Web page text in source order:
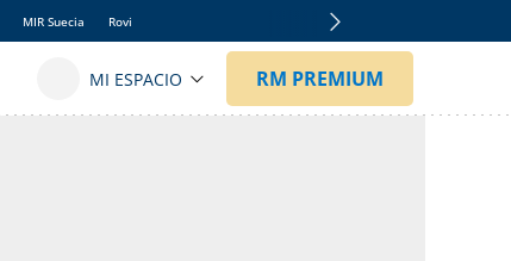
MIR Suecia Rovi